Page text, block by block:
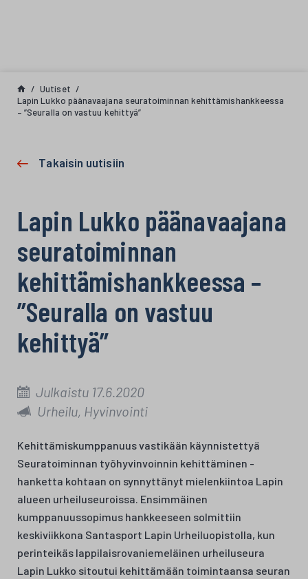
Uutiset
Lapin Lukko päänavaajana seuratoiminnan kehittämishankkeessa
– ”Seuralla on vastuu kehittyä”
Takaisin uutisiin
Lapin Lukko päänavaajana
seuratoiminnan
kehittämishankkeessa –
”Seuralla on vastuu
kehittyä”
Julkaistu 17.6.2020
Urheilu, Hyvinvointi
Kehittämiskumppanuus vastikään käynnistettyä
Seuratoiminnan työhyvinvoinnin kehittäminen -
hanketta kohtaan on synnyttänyt mielenkiintoa Lapin
alueen urheiluseuroissa. Ensimmäinen
kumppanuussopimus hankkeeseen solmittiin
keskiviikkona Santasport Lapin Urheiluopistolla, kun
perinteikäs lappilaisrovaniemeläinen urheiluseura
Lapin Lukko sitoutui kehittämään toimintaansa seuran